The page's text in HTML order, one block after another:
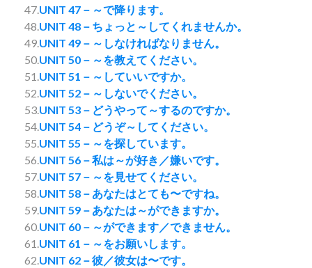
47.UNIT 47－～で降ります。
48.UNIT 48－ちょっと～してくれませんか。
49.UNIT 49－～しなければなりません。
50.UNIT 50－～を教えてください。
51.UNIT 51－～していいですか。
52.UNIT 52－～しないでください。
53.UNIT 53－どうやって～するのですか。
54.UNIT 54－どうぞ～してください。
55.UNIT 55－～を探しています。
56.UNIT 56－私は～が好き／嫌いです。
57.UNIT 57－～を見せてください。
58.UNIT 58－あなたはとても〜ですね。
59.UNIT 59－あなたは～ができますか。
60.UNIT 60－～ができます／できません。
61.UNIT 61－～をお願いします。
62.UNIT 62－彼／彼女は〜です。